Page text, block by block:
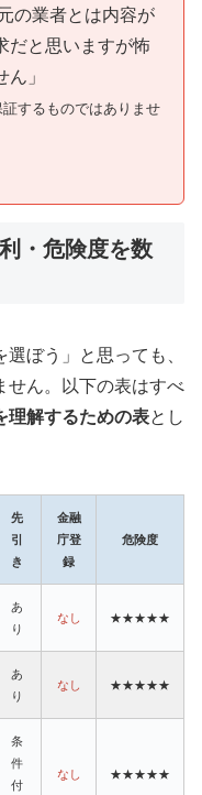
の業者とは内容が
だと思いますが怖
」
するものではありませ
・危険度を数
ぼう」と思っても、
せん。以下の表はすべ
理解するための表とし
先
引
き
金融
庁登
録
危険度
あ
り
なし ★★★★★
あ
り
なし ★★★★★
条
件
付
なし ★★★★★